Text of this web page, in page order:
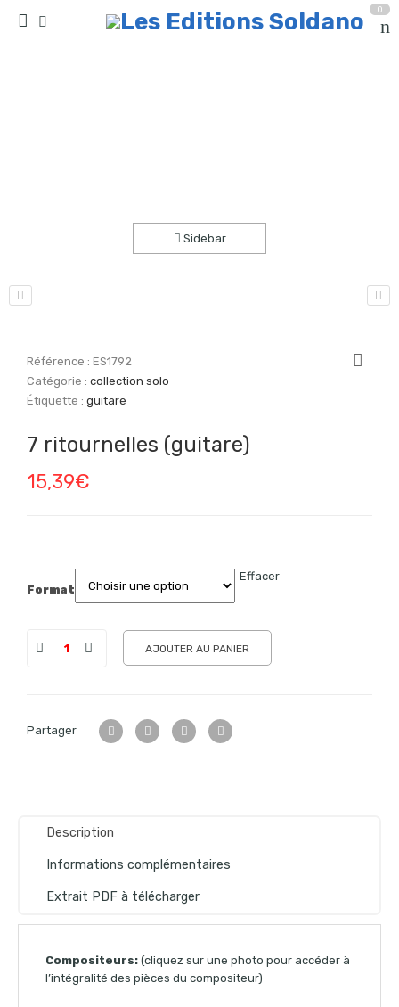
0
Sidebar
Référence :ES1792
Catégorie :collection solo
Étiquette :guitare
7 ritournelles (guitare)
15,39€
Format
Effacer
AJOUTER AU PANIER
Partager
Description
Informations complémentaires
Extrait PDF à télécharger
Compositeurs: (cliquez sur une photo pour accéder à
l’intégralité des pièces du compositeur)